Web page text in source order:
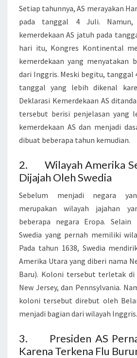
A
H
U
I
,
I
N
I
6
F
A
T
A
M
E
N
A
R
I
K
T
E
N
A
N
Setiap tahunnya, AS merayakan
pada tanggal 4 Juli. Namun,
kemerdekaan AS jatuh pada
hari itu, Kongres Kontinental
kemerdekaan yang menyatakan
dari Inggris. Meski begitu, tanggal
tanggal yang lebih dikenal
Deklarasi Kemerdekaan AS
tersebut berisi penjelasan yang
kemerdekaan AS dan menjadi
dibuat beberapa tahun kemudian.
2. Wilayah Amerika
Dijajah Oleh Swedia
Sebelum menjadi negara
merupakan wilayah jajahan
beberapa negara Eropa.
Swedia yang pernah memiliki
Pada tahun 1638, Swedia
Amerika Utara yang diberi nama
Baru). Koloni tersebut terletak di
New Jersey, dan Pennsylvania.
koloni tersebut direbut oleh
menjadi bagian dari wilayah Inggris.
3. Presiden AS
Karena Terkena Flu